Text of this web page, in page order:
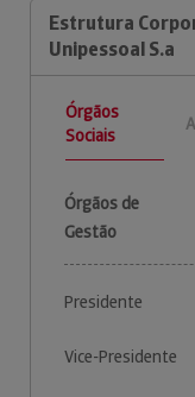
Estrutura
Unipessoal S.a
Órgãos
Sociais
Órgãos de
Gestão
Presidente
Vice-Presidente